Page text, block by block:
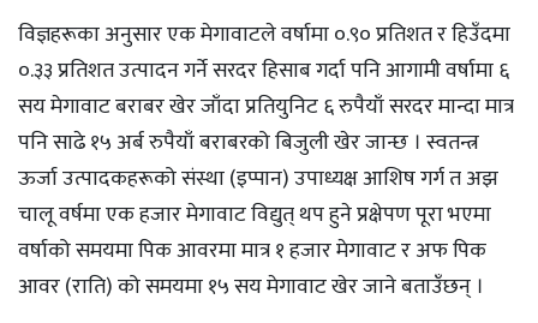
विज्ञहरूका अनुसार एक मेगावाटले वर्षामा ०.९० प्रतिशत र हिउँदमा
०.३३ प्रतिशत उत्पादन गर्ने सरदर हिसाब गर्दा पनि आगामी वर्षामा ६
सय मेगावाट बराबर खेर जाँदा प्रतियुनिट ६ रुपैयाँ सरदर मान्दा मात्र
पनि साढे १५ अर्ब रुपैयाँ बराबरको बिजुली खेर जान्छ । स्वतन्त्र
ऊर्जा उत्पादकहरूको संस्था (इप्पान) उपाध्यक्ष आशिष गर्ग त अझ
चालू वर्षमा एक हजार मेगावाट विद्युत् थप हुने प्रक्षेपण पूरा भएमा
वर्षाको समयमा पिक आवरमा मात्र १ हजार मेगावाट र अफ पिक
आवर (राति) को समयमा १५ सय मेगावाट खेर जाने बताउँछन् ।